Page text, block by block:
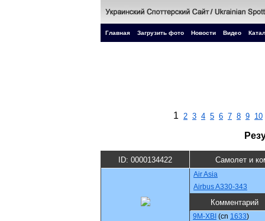
Главная Загрузить фото Новости Видео
1 2 3 4 5 6 7 8 9 10
ID: 0000134422 Самолет и
Air Asia
Airbus A330-343
Комментарий
9M-XBI (cn 1633)